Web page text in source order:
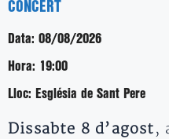
CONCERT
Data: 08/08/2026
Hora: 19:00
Lloc: Església de Sant Pere
Dissabte 8 d’agost,